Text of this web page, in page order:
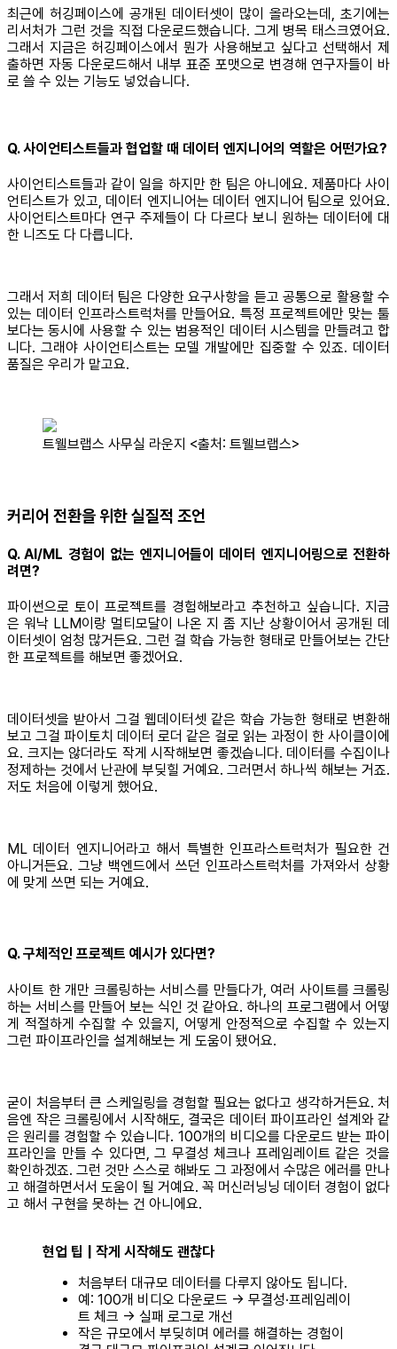
최근에 허깅페이스에 공개된 데이터셋이 많이 올라오는데, 초기에는
리서처가 그런 것을 직접 다운로드했습니다. 그게 병목 태스크였어요.
그래서 지금은 허깅페이스에서 뭔가 사용해보고 싶다고 선택해서 제
출하면 자동 다운로드해서 내부 표준 포맷으로 변경해 연구자들이 바
로 쓸 수 있는 기능도 넣었습니다.
Q. 사이언티스트들과 협업할 때 데이터 엔지니어의 역할은 어떤가요?
사이언티스트들과 같이 일을 하지만 한 팀은 아니에요. 제품마다 사이
언티스트가 있고, 데이터 엔지니어는 데이터 엔지니어 팀으로 있어요.
사이언티스트마다 연구 주제들이 다 다르다 보니 원하는 데이터에 대
한 니즈도 다 다릅니다.
그래서 저희 데이터 팀은 다양한 요구사항을 듣고 공통으로 활용할 수
있는 데이터 인프라스트럭처를 만들어요. 특정 프로젝트에만 맞는 툴
보다는 동시에 사용할 수 있는 범용적인 데이터 시스템을 만들려고 합
니다. 그래야 사이언티스트는 모델 개발에만 집중할 수 있죠. 데이터
품질은 우리가 맡고요.
트웰브랩스 사무실 라운지 <출처: 트웰브랩스>
커리어 전환을 위한 실질적 조언
Q. AI/ML 경험이 없는 엔지니어들이 데이터 엔지니어링으로 전환하
려면?
파이썬으로 토이 프로젝트를 경험해보라고 추천하고 싶습니다. 지금
은 워낙 LLM이랑 멀티모달이 나온 지 좀 지난 상황이어서 공개된 데
이터셋이 엄청 많거든요. 그런 걸 학습 가능한 형태로 만들어보는 간단
한 프로젝트를 해보면 좋겠어요.
데이터셋을 받아서 그걸 웹데이터셋 같은 학습 가능한 형태로 변환해
보고 그걸 파이토치 데이터 로더 같은 걸로 읽는 과정이 한 사이클이에
요. 크지는 않더라도 작게 시작해보면 좋겠습니다. 데이터를 수집이나
정제하는 것에서 난관에 부딪힐 거예요. 그러면서 하나씩 해보는 거죠.
저도 처음에 이렇게 했어요.
ML 데이터 엔지니어라고 해서 특별한 인프라스트럭처가 필요한 건
아니거든요. 그냥 백엔드에서 쓰던 인프라스트럭처를 가져와서 상황
에 맞게 쓰면 되는 거예요.
Q. 구체적인 프로젝트 예시가 있다면?
사이트 한 개만 크롤링하는 서비스를 만들다가, 여러 사이트를 크롤링
하는 서비스를 만들어 보는 식인 것 같아요. 하나의 프로그램에서 어떻
게 적절하게 수집할 수 있을지, 어떻게 안정적으로 수집할 수 있는지
그런 파이프라인을 설계해보는 게 도움이 됐어요.
굳이 처음부터 큰 스케일링을 경험할 필요는 없다고 생각하거든요. 처
음엔 작은 크롤링에서 시작해도, 결국은 데이터 파이프라인 설계와 같
은 원리를 경험할 수 있습니다. 100개의 비디오를 다운로드 받는 파이
프라인을 만들 수 있다면, 그 무결성 체크나 프레임레이트 같은 것을
확인하겠죠. 그런 것만 스스로 해봐도 그 과정에서 수많은 에러를 만나
고 해결하면서서 도움이 될 거예요. 꼭 머신러닝닝 데이터 경험이 없다
고 해서 구현을 못하는 건 아니에요.
현업 팁 | 작게 시작해도 괜찮다
처음부터 대규모 데이터를 다루지 않아도 됩니다.
예: 100개 비디오 다운로드 → 무결성·프레임레이
트 체크 → 실패 로그로 개선
작은 규모에서 부딪히며 에러를 해결하는 경험이